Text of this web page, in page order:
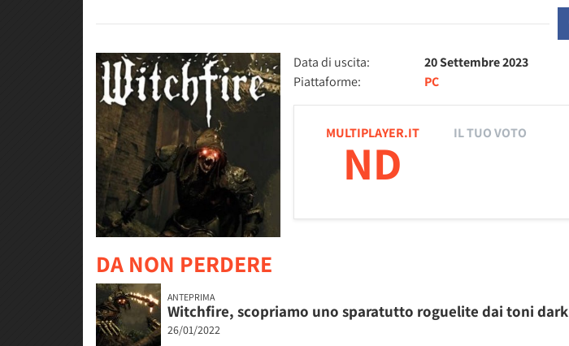
Data di uscita:
20 Settembre 2023
Piattaforme:
PC
MULTIPLAYER.IT
ND
IL TUO VOTO
DA NON PERDERE
ANTEPRIMA
Witchfire, scopriamo uno sparatutto roguelite dai toni dark
26/01/2022